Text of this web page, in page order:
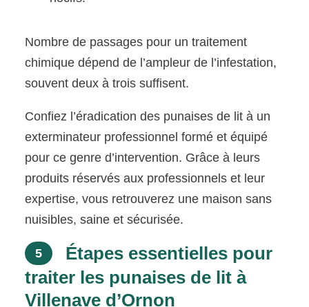
Nombre de passages pour un traitement
chimique dépend de l’ampleur de l’infestation,
souvent deux à trois suffisent.
Confiez l’éradication des punaises de lit à un
exterminateur professionnel formé et équipé
pour ce genre d’intervention. Grâce à leurs
produits réservés aux professionnels et leur
expertise, vous retrouverez une maison sans
nuisibles, saine et sécurisée.
5
Étapes essentielles pour
traiter les punaises de lit à
Villenave d’Ornon